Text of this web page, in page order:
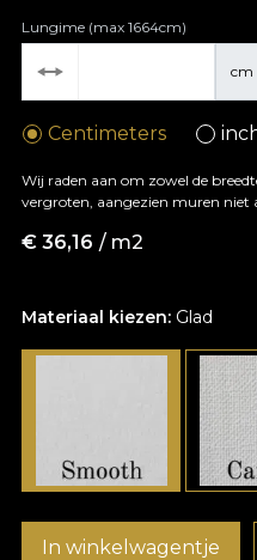
Materiaal kiezen: Glad
cm
Lungime (max 1664cm)
Centimeters
Wij raden aan om zowel de
vergroten, aangezien muren niet
€ 36,16 / m2
In winkelwagentje